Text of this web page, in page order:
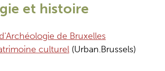
et histoire
de Bruxelles
culturel (Urban.Brussels)